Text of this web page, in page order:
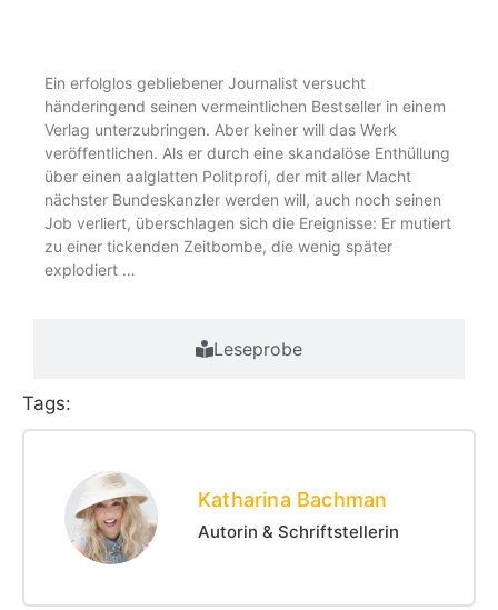
Leseprobe
Ein erfolglos gebliebener Journalist versucht
händeringend seinen vermeintlichen Bestseller in einem
Verlag unterzubringen. Aber keiner will das Werk
veröffentlichen. Als er durch eine skandalöse Enthüllung
über einen aalglatten Politprofi, der mit aller Macht
nächster Bundeskanzler werden will, auch noch seinen
Job verliert, überschlagen sich die Ereignisse: Er mutiert
zu einer tickenden Zeitbombe, die wenig später
explodiert …
Tags:
Katharina Bachman
Autorin & Schriftstellerin